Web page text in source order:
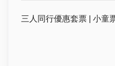
三人同行優惠套票 | 小童